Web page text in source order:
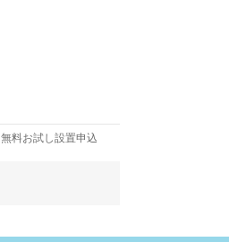
無料お試し設置申込